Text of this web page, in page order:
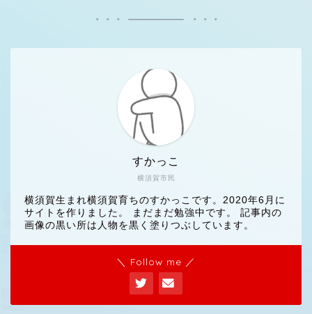
横須賀市民
すかっこ
横須賀生まれ横須賀育ちのすかっこです。2020年6月に
サイトを作りました。 まだまだ勉強中です。 記事内の
画像の黒い所は人物を黒く塗りつぶしています。
＼ Follow me ／